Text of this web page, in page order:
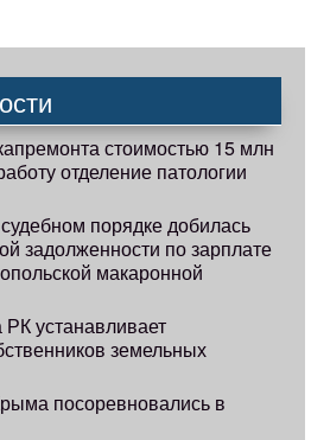
стоимостью 15 млн
отделение патологии
порядке добилась
задолженности по зарплате
макаронной
устанавливает
земельных
посоревновались в